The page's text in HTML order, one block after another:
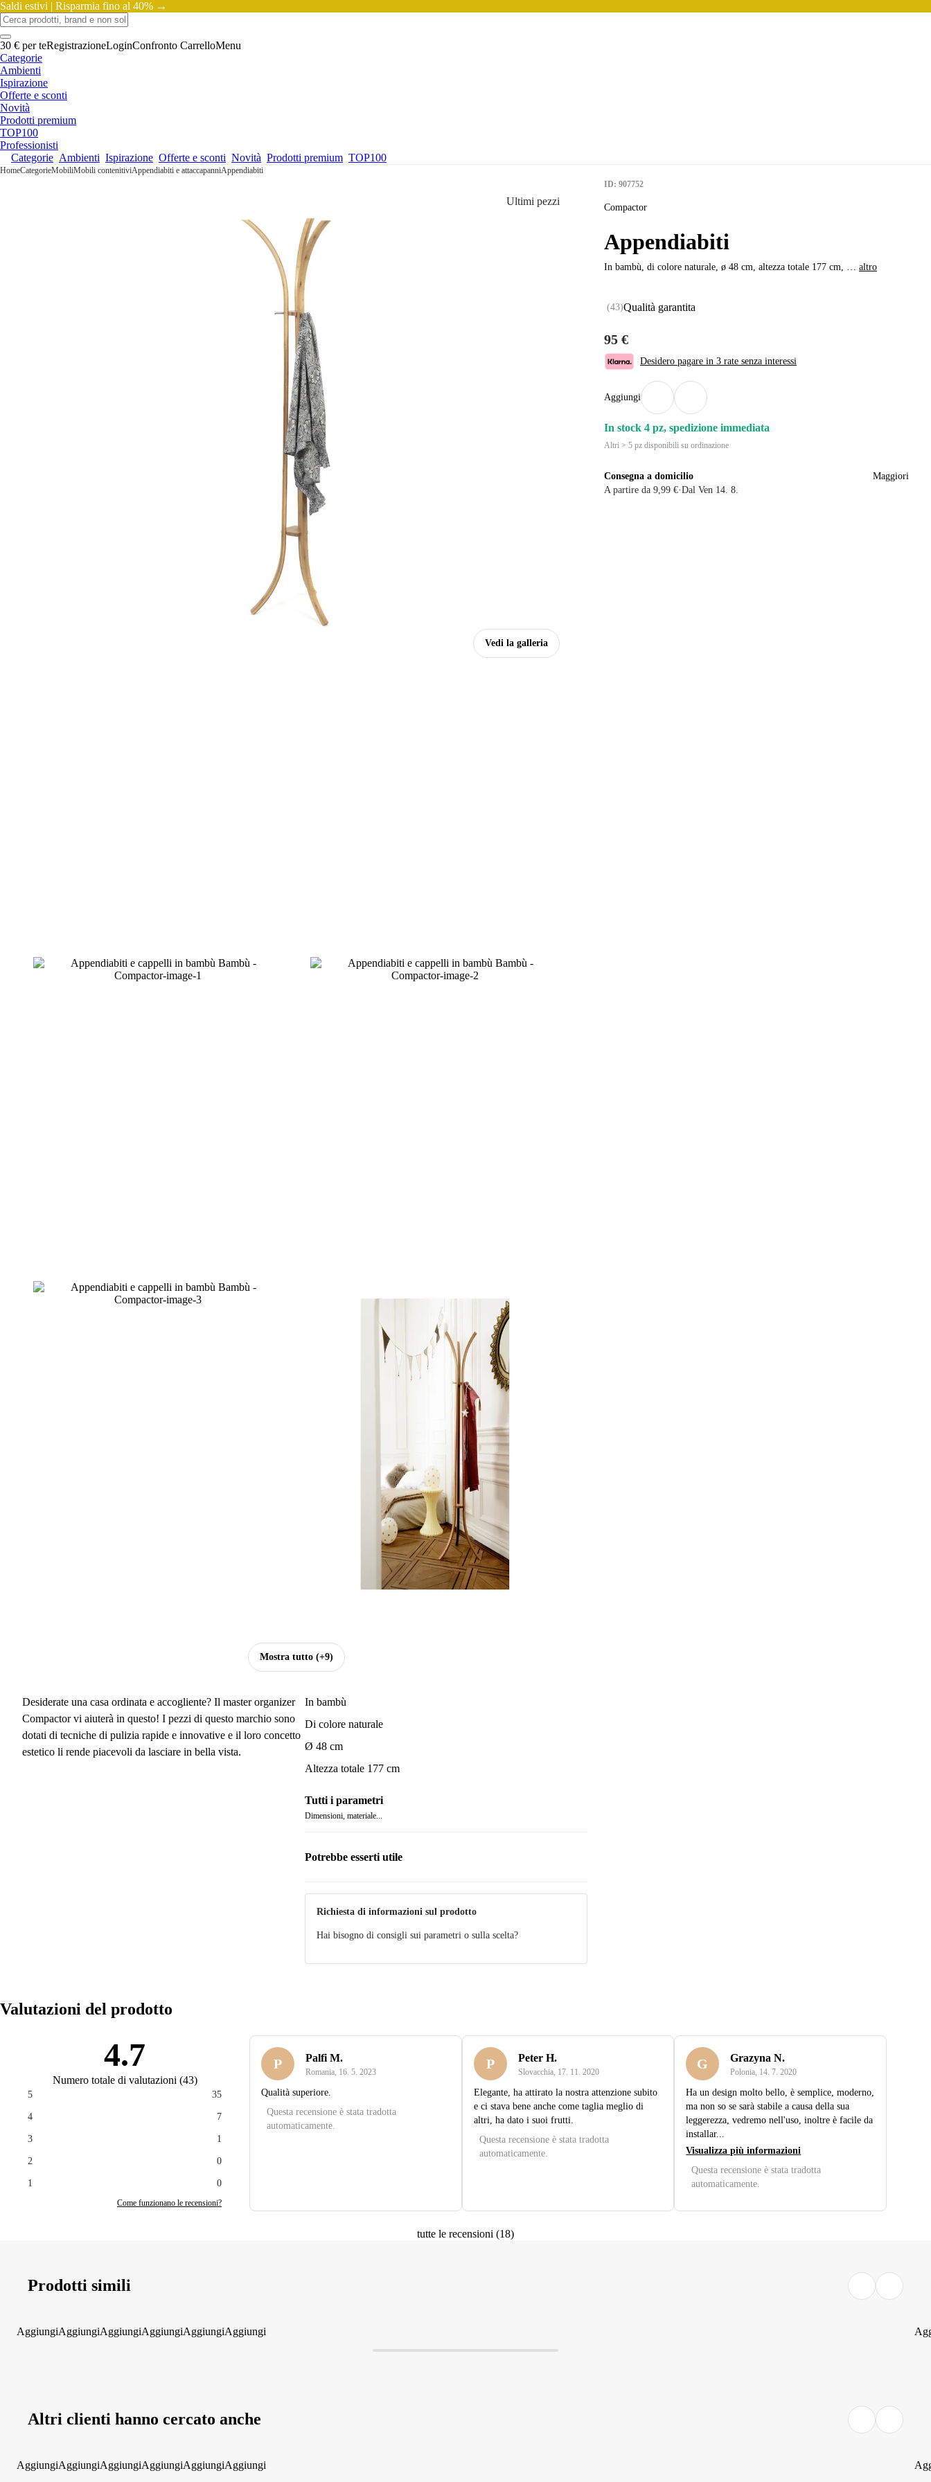
Saldi estivi | Risparmia fino al 40% →
30 € per teRegistrazioneLoginConfronto CarrelloMenu
Categorie
Ambienti
Ispirazione
Offerte e sconti
Novità
Prodotti premium
TOP100
Professionisti
Categorie Ambienti Ispirazione Offerte e sconti Novità Prodotti premium TOP100
HomeCategorieMobiliMobili contenitiviAppendiabiti e attaccapanniAppendiabiti
Vedi la galleria
Mostra tutto (+9)
Ultimi pezzi
ID: 907752
Compactor
Appendiabiti
In bambù, di colore naturale, ø 48 cm, altezza totale 177 cm, … altro
(43)Qualità garantita
95 €
Desidero pagare in 3 rate senza interessi
Aggiungi
In stock 4 pz, spedizione immediata
Altri > 5 pz disponibili su ordinazione
Consegna a domicilio
A partire da 9,99 €·Dal Ven 14. 8.
Maggiori
Desiderate una casa ordinata e accogliente? Il master organizer
Compactor vi aiuterà in questo! I pezzi di questo marchio sono
dotati di tecniche di pulizia rapide e innovative e il loro concetto
estetico li rende piacevoli da lasciare in bella vista.
In bambù
Di colore naturale
Ø 48 cm
Altezza totale 177 cm
Tutti i parametri
Dimensioni, materiale...
Potrebbe esserti utile
Richiesta di informazioni sul prodotto
Hai bisogno di consigli sui parametri o sulla scelta?
Valutazioni del prodotto
4.7
Numero totale di valutazioni (43)
5 35
4 7
3 1
2 0
1 0
Come funzionano le recensioni?
P Palfi M.
Romania, 16. 5. 2023
Qualità superiore.
Questa recensione è stata tradotta
automaticamente.
P Peter H.
Slovacchia, 17. 11. 2020
Elegante, ha attirato la nostra attenzione subito
e ci stava bene anche come taglia meglio di
altri, ha dato i suoi frutti.
Questa recensione è stata tradotta
automaticamente.
G Grazyna N.
Polonia, 14. 7. 2020
Ha un design molto bello, è semplice, moderno,
ma non so se sarà stabile a causa della sua
leggerezza, vedremo nell'uso, inoltre è facile da
installar...
Visualizza più informazioni
Questa recensione è stata tradotta
automaticamente.
tutte le recensioni (18)
Prodotti simili
AggiungiAggiungiAggiungiAggiungiAggiungiAggiungi
Altri clienti hanno cercato anche
AggiungiAggiungiAggiungiAggiungiAggiungiAggiungi